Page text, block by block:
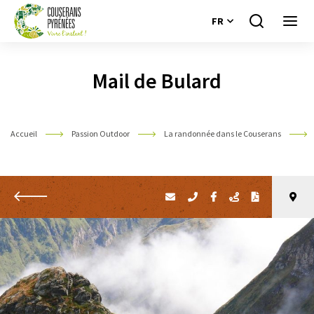
FR
Je
Mail de Bulard
Accueil Passion Outdoor La randonnée dans le Couserans
Retour